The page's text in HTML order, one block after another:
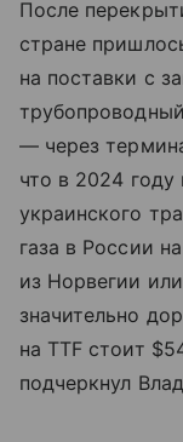
После
стране
на поставки с
— через
что в 2024
украинского
газа в России
из Норвегии
значительно
на TTF стоит
подчеркнул